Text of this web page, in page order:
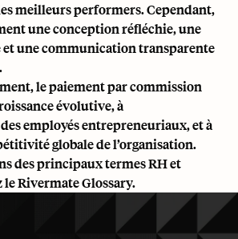
meilleurs performers. Cependant,
une conception réfléchie, une
une communication transparente
le paiement par commission
évolutive, à
employés entrepreneuriaux, et à
globale de l’organisation.
des principaux termes RH et
leRivermate Glossary.